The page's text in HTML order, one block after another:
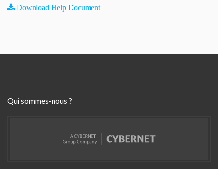
Download Help Document
Qui sommes-nous ?